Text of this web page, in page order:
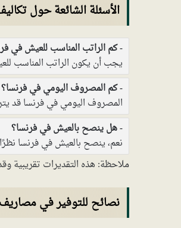
الأسئلة الشائعة حول
كم الراتب المناسب للعيش في
يجب أن يكون الراتب المناسب للعيش في
كم المصروف اليومي في فرنسا؟
المصروف اليومي في فرنسا قد يتراوح بين 20
هل ينصح بالعيش في فرنسا؟
نعم، ينصح بالعيش في فرنسا نظرًا
ملاحظة: هذه التقديرات تقريبية
نصائح للتوفير في